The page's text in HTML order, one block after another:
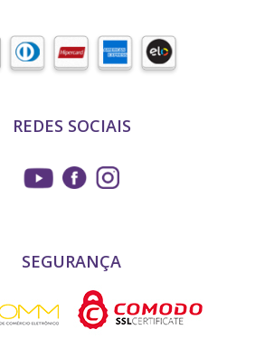
REDES SOCIAIS
SEGURANÇA